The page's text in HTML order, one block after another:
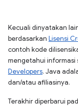
Kecuali dinyatakan
berdasarkan Lisensi
contoh kode
mengetahui informasi
Developers. Java
dan/atau afiliasinya.
Terakhir diperbarui